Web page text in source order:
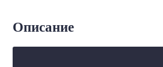
Описание